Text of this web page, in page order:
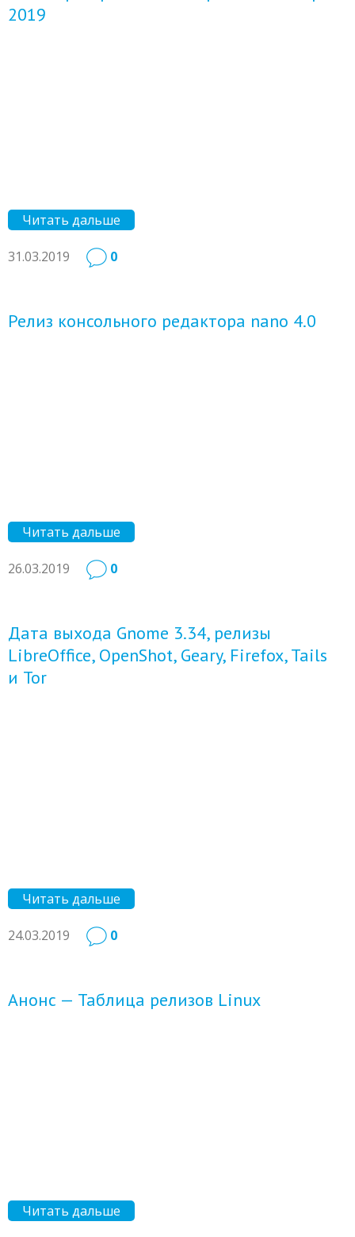
2019
Читать дальше
31.03.2019 0
Релиз консольного редактора nano 4.0
Читать дальше
26.03.2019 0
Дата выхода Gnome 3.34, релизы
LibreOffice, OpenShot, Geary, Firefox, Tails
и Tor
Читать дальше
24.03.2019 0
Анонс — Таблица релизов Linux
Читать дальше